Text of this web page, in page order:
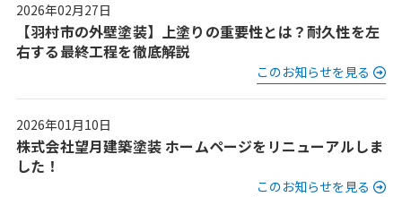
2026年02月27日
【羽村市の外壁塗装】上塗りの重要性とは？耐久性を左
右する最終工程を徹底解説
このお知らせを見る
2026年01月10日
株式会社望月建築塗装 ホームページをリニューアルしま
した！
このお知らせを見る